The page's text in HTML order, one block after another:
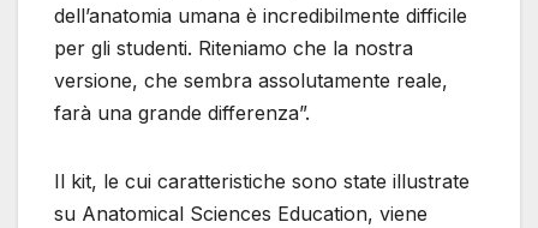
dell’anatomia umana è incredibilmente difficile
per gli studenti. Riteniamo che la nostra
versione, che sembra assolutamente reale,
farà una grande differenza”.
Il kit, le cui caratteristiche sono state illustrate
su Anatomical Sciences Education, viene